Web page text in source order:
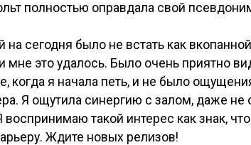
полностью оправдала свой
сегодня было не встать как
мне это удалось. Было очень приятно
когда я начала петь, и не было
Я ощутила синергию с залом, даже
воспринимаю такой интерес как знак,
Ждите новых релизов!